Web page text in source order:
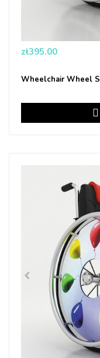
Price
zł395.00
Wheelchair Wheel